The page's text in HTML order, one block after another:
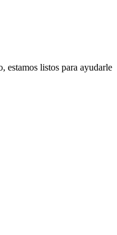
estamos listos para ayudarle